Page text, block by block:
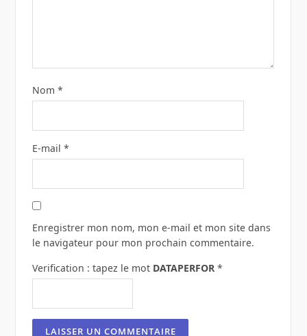
Nom *
E-mail *
Enregistrer mon nom, mon e-mail et mon site dans
le navigateur pour mon prochain commentaire.
Verification : tapez le mot DATAPERFOR *